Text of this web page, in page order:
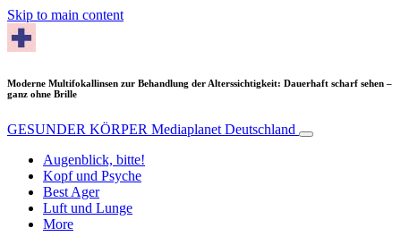
Skip to main content
Moderne Multifokallinsen zur Behandlung der Alterssichtigkeit: Dauerhaft scharf sehen –
ganz ohne Brille
GESUNDER KÖRPER Mediaplanet Deutschland
Augenblick, bitte!
Kopf und Psyche
Best Ager
Luft und Lunge
More